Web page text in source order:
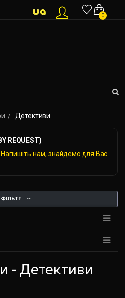
0
Детективи
REQUEST)
нам, знайдемо для Вас
ФІЛЬТР
- Детективи